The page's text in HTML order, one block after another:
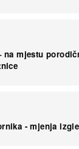
na mjestu
- mjenja